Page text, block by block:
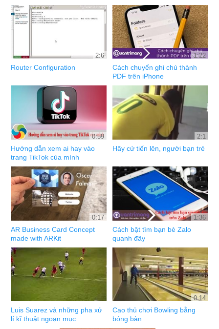
2:6
Router Configuration
1:22
Cách chuyển ghi chú thành
PDF trên iPhone
0:59
Hướng dẫn xem ai hay vào
trang TikTok của mình
2:1
Hãy cứ tiến lên, người bạn trẻ
0:17
AR Business Card Concept
made with ARKit
1:36
Cách bật tìm bạn bè Zalo
quanh đây
Luis Suarez và những pha xử
lí kĩ thuật ngoạn mục
0:14
Cao thủ chơi Bowling bằng
bóng bàn